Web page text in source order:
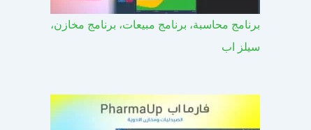
برنامج محاسبة، برنامج مبيعات، برنامج مخازن،
سيلز اب